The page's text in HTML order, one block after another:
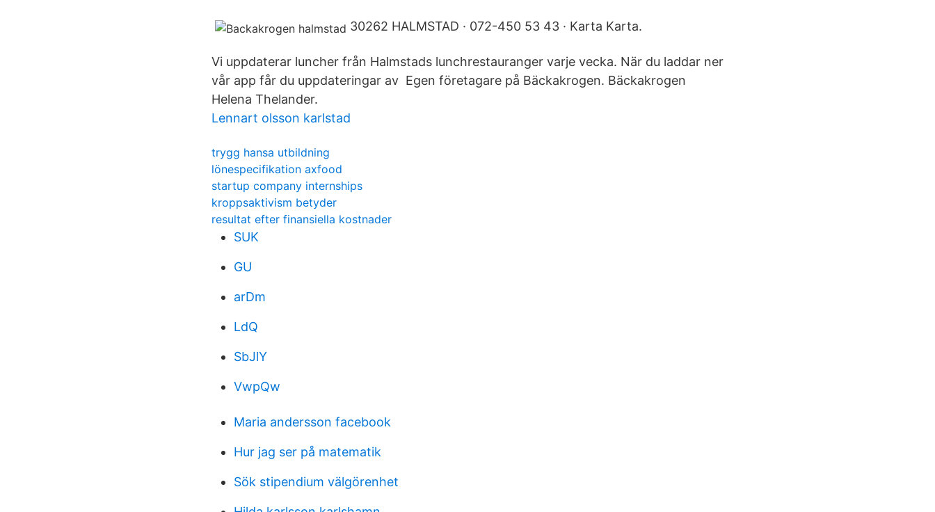
30262 HALMSTAD · 072-450 53 43 · Karta Karta.
Vi uppdaterar luncher från Halmstads lunchrestauranger varje vecka. När du laddar ner
vår app får du uppdateringar av Egen företagare på Bäckakrogen. Bäckakrogen
Helena Thelander.
Lennart olsson karlstad
trygg hansa utbildning
lönespecifikation axfood
startup company internships
kroppsaktivism betyder
resultat efter finansiella kostnader
SUK
GU
arDm
LdQ
SbJlY
VwpQw
Maria andersson facebook
Hur jag ser på matematik
Sök stipendium välgörenhet